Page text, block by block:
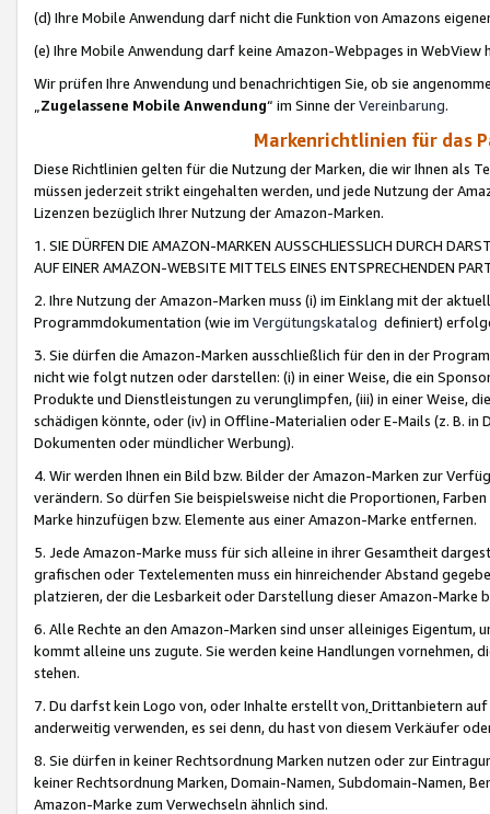
(d) Ihre Mobile Anwendung darf nicht die Funktion von Amazons
(e) Ihre Mobile Anwendung darf keine Amazon-Webpages in WebView
Wir prüfen Ihre Anwendung und benachrichtigen Sie, ob sie
„Zugelassene Mobile Anwendung“ im Sinne derVereinbarung.
Markenrichtlinien für das
Diese Richtlinien gelten für die Nutzung der Marken, die wir Ihnen als
müssen jederzeit strikt eingehalten werden, und jede Nutzung der
Lizenzen bezüglich Ihrer Nutzung der Amazon-Marken.
1. SIE DÜRFEN DIE AMAZON-MARKEN AUSSCHLIESSLICH DURCH
AUF EINER AMAZON-WEBSITE MITTELS EINES ENTSPRECHENDEN
2. Ihre Nutzung der Amazon-Marken muss (i) im Einklang mit der
Programmdokumentation (wie im Vergütungskatalog definiert)
3. Sie dürfen die Amazon-Marken ausschließlich für den in der
nicht wie folgt nutzen oder darstellen: (i) in einer Weise, die ein
Produkte und Dienstleistungen zu verunglimpfen, (iii) in einer Weise,
schädigen könnte, oder (iv) in Offline-Materialien oder E-Mails (z. B. in
Dokumenten oder mündlicher Werbung).
4. Wir werden Ihnen ein Bild bzw. Bilder der Amazon-Marken zur
verändern. So dürfen Sie beispielsweise nicht die Proportionen,
Marke hinzufügen bzw. Elemente aus einer Amazon-Marke entfernen.
5. Jede Amazon-Marke muss für sich alleine in ihrer Gesamtheit
grafischen oder Textelementen muss ein hinreichender Abstand
platzieren, der die Lesbarkeit oder Darstellung dieser Amazon-Marke
6. Alle Rechte an den Amazon-Marken sind unser alleiniges
kommt alleine uns zugute. Sie werden keine Handlungen vornehmen,
stehen.
7. Du darfst kein Logo von, oder Inhalte erstellt von,Drittanbietern auf
anderweitig verwenden, es sei denn, du hast von diesem Verkäufer
8. Sie dürfen in keiner Rechtsordnung Marken nutzen oder zur
keiner Rechtsordnung Marken, Domain-Namen, Subdomain-Namen,
Amazon-Marke zum Verwechseln ähnlich sind.